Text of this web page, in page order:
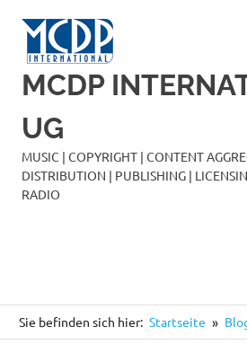
Inhalt
springen
MCDP
UG
MUSIC | COPYRIGHT | CONTENT
DISTRIBUTION | PUBLISHING |
RADIO
Sie befinden sich hier: Startseite